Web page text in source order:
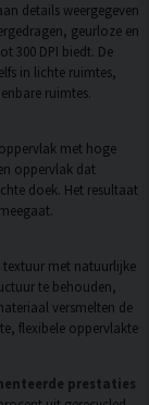
details weergegeven
geurloze en
300 DPI biedt. De
in lichte ruimtes,
ruimtes.
met hoge
oppervlak dat
doek. Het resultaat
textuur met natuurlijke
te behouden,
versmelten de
flexibele oppervlakte
prestaties